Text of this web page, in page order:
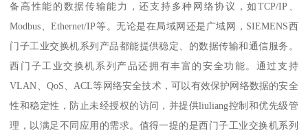
备高性能的数据传输能力，还支持多种网络协议，如TCP/IP、
Modbus、Ethernet/IP等。无论是在局域网还是广域网，SIEMENS西
门子工业交换机系列产品都能提供稳定、的数据传输和通信服务。
西门子工业交换机系列产品还拥有丰富的安全功能。通过支持
VLAN、QoS、ACL等网络安全技术，可以有效保护网络数据的安全
性和稳定性，防止未经授权的访问，并提供liuliang控制和优先级管
理，以满足不同应用的需求。值得一提的是西门子工业交换机系列